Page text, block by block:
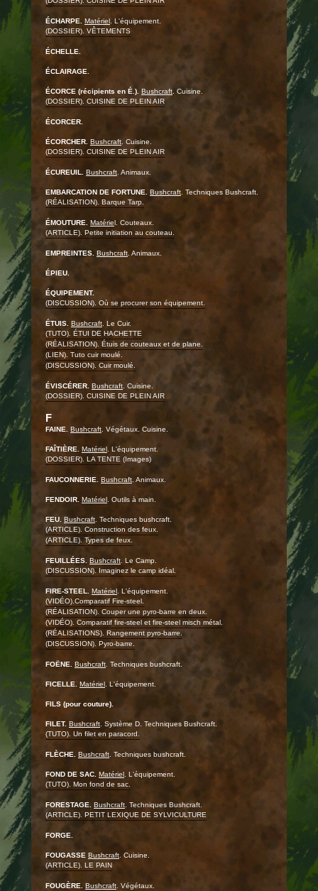
ÉCHARPE. Matériel . L'équipement.
(DOSSIER). VÊTEMENTS
ÉCHELLE.
ÉCLAIRAGE.
ÉCORCE (récipients en É.). Bushcraft . Cuisine.
(DOSSIER). CUISINE DE PLEIN AIR
ÉCORCER.
ÉCORCHER. Bushcraft . Cuisine.
(DOSSIER). CUISINE DE PLEIN AIR
ÉCUREUIL. Bushcraft . Animaux.
EMBARCATION DE FORTUNE. Bushcraft . Techniques Bushcraft.
(RÉALISATION). Barque Tarp.
ÉMOUTURE. Matériel. Couteaux.
(ARTICLE). Petite initiation au couteau.
EMPREINTES. Bushcraft . Animaux.
ÉPIEU.
ÉQUIPEMENT.
(DISCUSSION). Où se procurer son équipement.
ÉTUIS. Bushcraft . Le Cuir.
(TUTO). ÉTUI DE HACHETTE
(RÉALISATION). Étuis de couteaux et de plane.
(LIEN). Tuto cuir moulé.
(DISCUSSION). Cuir moulé.
ÉVISCÉRER. Bushcraft . Cuisine.
(DOSSIER). CUISINE DE PLEIN AIR
F
FAINE. Bushcraft . Végétaux. Cuisine.
FAÎTIÈRE. Matériel . L'équipement.
(DOSSIER). LA TENTE (Images)
FAUCONNERIE. Bushcraft . Animaux.
FENDOIR. Matériel . Outils à main.
FEU. Bushcraft . Techniques bushcraft.
(ARTICLE). Construction des feux.
(ARTICLE). Types de feux.
FEUILLÉES. Bushcraft . Le Camp.
(DISCUSSION). Imaginez le camp idéal.
FIRE-STEEL. Matériel . L'équipement.
(VIDÉO).Comparatif Fire-steel.
(RÉALISATION). Couper une pyro-barre en deux.
(VIDÉO). Comparatif fire-steel et fire-steel misch métal.
(RÉALISATIONS). Rangement pyro-barre.
(DISCUSSION). Pyro-barre.
FOËNE. Bushcraft . Techniques bushcraft.
FICELLE. Matériel . L'équipement.
FILS (pour couture).
FILET. Bushcraft . Système D. Techniques Bushcraft.
(TUTO). Un filet en paracord.
FLÈCHE. Bushcraft . Techniques bushcraft.
FOND DE SAC. Matériel . L'équipement.
(TUTO). Mon fond de sac.
FORESTAGE. Bushcraft . Techniques Bushcraft.
(ARTICLE). PETIT LEXIQUE DE SYLVICULTURE
FORGE.
FOUGASSE Bushcraft . Cuisine.
(ARTICLE). LE PAIN
FOUGÈRE. Bushcraft . Végétaux.